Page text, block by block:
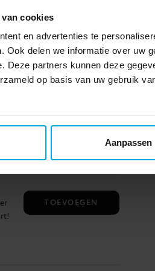
cookies
en advertenties te
Ook delen we informatie over uw
Deze partners kunnen deze
op basis van uw gebruik
Aanpassen
zal
TOEVOEGEN